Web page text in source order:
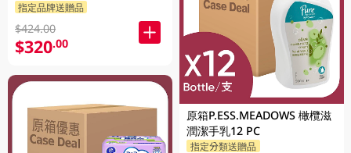
指定品牌送贈品
$424.00
$320.00
原箱P.ESS.MEADOWS 橄欖滋
潤潔手乳12 PC
指定分類送贈品